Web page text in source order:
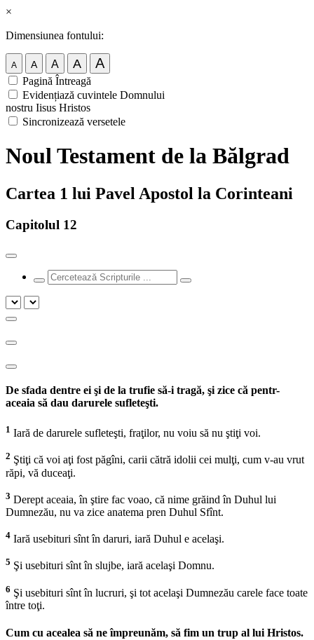
×
Dimensiunea fontului:
A A A A A
Pagină Întreagă
Evidențiază cuvintele Domnului
nostru Iisus Hristos
Sincronizează versetele
Noul Testament de la Bălgrad
Cartea 1 lui Pavel Apostol la Corinteani
Capitolul 12
De sfada dentre ei şi de la trufie să-i tragă, şi zice că pentr-
aceaia să dau darurele sufleteşti.
1 Iară de darurele sufleteşti, fraţilor, nu voiu să nu ştiţi voi.
2 Ştiţi că voi aţi fost păgîni, carii cătră idolii cei mulţi, cum v-au vrut
răpi, vă duceaţi.
3 Derept aceaia, în ştire fac voao, că nime grăind în Duhul lui
Dumnezău, nu va zice anatema pren Duhul Sfînt.
4 Iară usebituri sînt în daruri, iară Duhul e acelaşi.
5 Şi usebituri sînt în slujbe, iară acelaşi Domnu.
6 Şi usebituri sînt în lucruri, şi tot acelaşi Dumnezău carele face toate
între toţi.
Cum cu acealea să ne împreunăm, să fim un trup al lui Hristos.